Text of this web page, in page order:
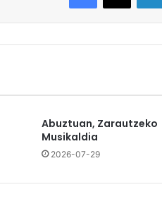
Abuztuan, Zarautzeko
Musikaldia
2026-07-29